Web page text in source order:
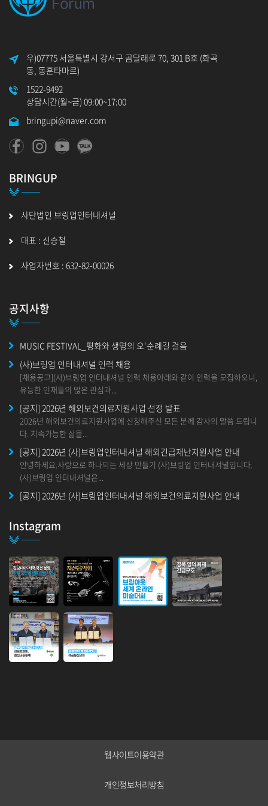
우)07775 서울특별시 강서구 곰달래로 70, 301 B호 (화곡
동, 동훈타마르)
1522-9492
상담시간(월~금) 09:00~17:00
bringupi@naver.com
BRINGUP
사단법인 브링업인터내셔널
대표 : 신승철
사업자번호 : 632-82-00026
공지사항
MUSIC FESTIVAL_평화와 생명의 오'순례길 걸음
(사)브링업 인터내셔널 인력 채용
[채용공고](사)브링업 인터내셔널 인력 채용아래와 같이 인력을 모집하오니,
유능한 인재들의 많은 관심과...
[공지] 2026년 해외보건의료지원사업 선정 발표
2026년 해외보건의료지원사업에 신청해주신 모든 분께 감사의 말씀 드립니
다. 지속가능한 삶을...
[공지] 2026년 (사)브링업인터내셔널 해외긴급재난지원사업 안내
안녕하세요.사랑으로 하나되는 세상 만들기 (사)브링업 인터내셔널입니다.
(사)브링업 인터내셔널은...
[공지] 2026년 (사)브링업인터내셔널 해외보건의료지원사업 안내
다. 2025년부터&nbs...
인도사업본부 설립 행사
업본부로 승격하게 되었음을 기쁜...
Instagram
웹사이트이용약관
개인정보처리방침